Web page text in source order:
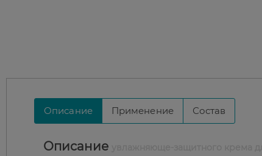
Описание Применение Состав
Описание